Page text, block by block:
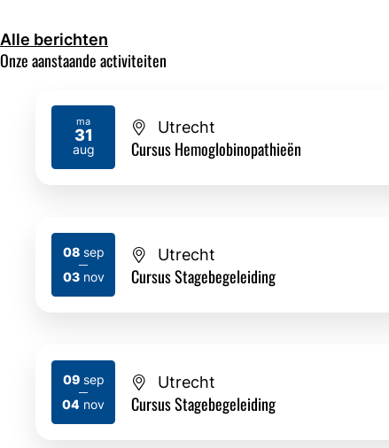
Alle berichten
Onze aanstaande activiteiten
ma
31
aug
2026
Utrecht
Cursus Hemoglobinopathieën
08sep
2026
03nov
2026
Utrecht
Cursus Stagebegeleiding
09sep
2026
04 nov
2026
Utrecht
Cursus Stagebegeleiding